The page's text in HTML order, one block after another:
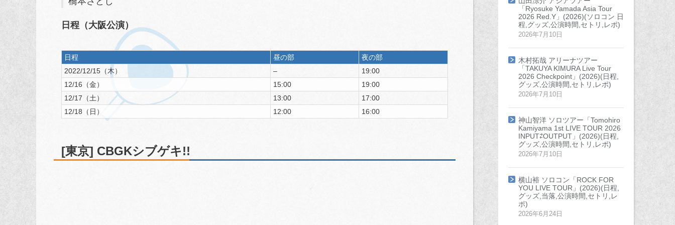
日程（大阪公演）
日程 昼の部
夜の部
2022/12/15（木）
–
19:00
12/16（金）
15:00
19:00
12/17（土）
13:00
17:00
12/18（日）
12:00 16:00
[東京] CBGKシブゲキ!!
「Ryosuke Yamada Asia Tour
2026 Red.Y」(2026)(ソロコン 日
程,グッズ,公演時間,セトリ,レポ)
2026年7月10日
木村拓哉 アリーナツアー
「TAKUYA KIMURA Live Tour
2026 Checkpoint」(2026)(日程,
グッズ,公演時間,セトリ,レポ)
2026年7月10日
神山智洋 ソロツアー「Tomohiro
Kamiyama 1st LIVE TOUR 2026
INPUT⇄OUTPUT」(2026)(日程,
グッズ,公演時間,セトリ,レポ)
2026年7月10日
横山裕 ソロコン「ROCK FOR
YOU LIVE TOUR」(2026)(日程,
グッズ,当落,公演時間,セトリ,レ
ポ)
2026年6月24日